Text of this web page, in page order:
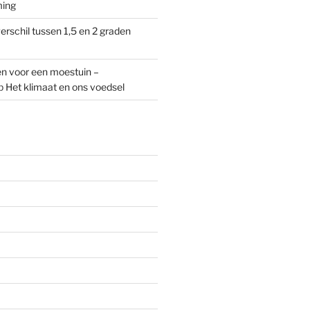
tussen 1,5 en 2 graden
voor een moestuin –
Het klimaat en ons voedsel